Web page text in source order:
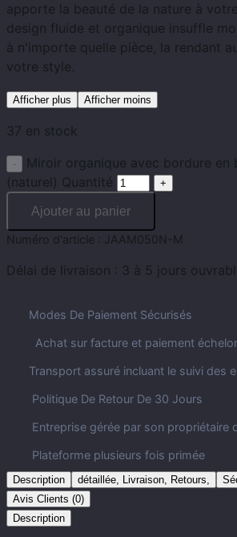
apporte la beauté de la nature à
design fluide et organique insuffle
à n'importe quelle pièce, la rendant
votre style.
Afficher plus Afficher moins
37 en stock
Miroir organique avec bordure en
(naturel) Quantité
Ajouter au panier
Numéro d'article : JAAM050N-M
Délai de livraison : 3 à 5 jours
Modes De Paiement Sécurisés
Achat sur facture et paiement
Transport assuré incluant le suivi des
Politique De Retour De 30 Jours
Entreprise gérée par son propriétaire
Plateforme plusieurs fois primée
Description détaillée, Livraison, Retours,
Avis Clients (0)
Description